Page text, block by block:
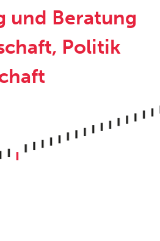
und Beratung
Politik